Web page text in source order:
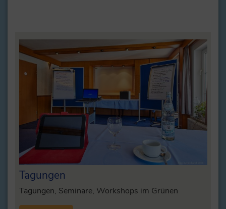
Tagungen
Tagungen, Seminare, Workshops im Grünen